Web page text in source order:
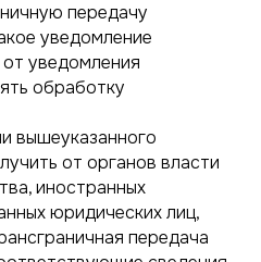
передачу
уведомление
уведомления
обработку
вышеуказанного
от органов власти
иностранных
юридических лиц,
передача